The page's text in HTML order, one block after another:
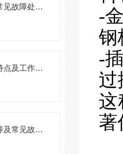
高压隔相封闭母线槽常见故障处理方案
高压共箱母线槽结构特点及工作原理
插接式母线槽维护保养及常见故障处理指南
-
钢
-
过
这
著